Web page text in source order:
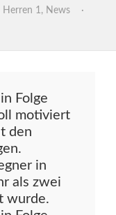
Herren 1, News
·
Folge
motiviert
den
in
als zwei
wurde.